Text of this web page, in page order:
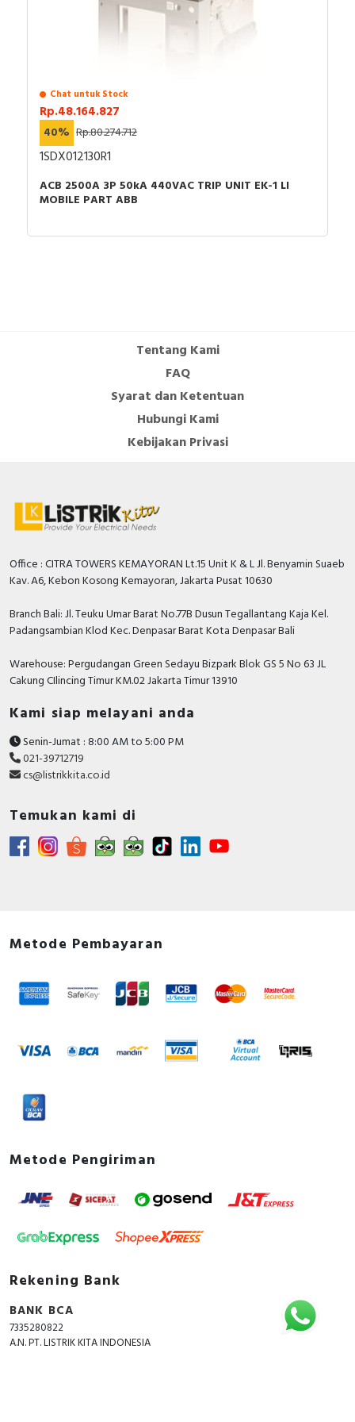
Chat untuk Stock
Rp.48.164.827
40% Rp.80.274.712
1SDX012130R1
ACB 2500A 3P 50kA 440VAC TRIP UNIT EK-1 LI
MOBILE PART ABB
Tentang Kami
FAQ
Syarat dan Ketentuan
Hubungi Kami
Kebijakan Privasi
Office : CITRA TOWERS KEMAYORAN Lt.15 Unit K & L Jl. Benyamin Suaeb
Kav. A6, Kebon Kosong Kemayoran, Jakarta Pusat 10630
Branch Bali: Jl. Teuku Umar Barat No.77B Dusun Tegallantang Kaja Kel.
Padangsambian Klod Kec. Denpasar Barat Kota Denpasar Bali
Warehouse: Pergudangan Green Sedayu Bizpark Blok GS 5 No 63 JL
Cakung CIlincing Timur KM.02 Jakarta Timur 13910
Kami siap melayani anda
Senin-Jumat : 8:00 AM to 5:00 PM
021-39712719
cs@listrikkita.co.id
Temukan kami di
Metode Pembayaran
Metode Pengiriman
Rekening Bank
BANK BCA
7335280822
A.N. PT. LISTRIK KITA INDONESIA